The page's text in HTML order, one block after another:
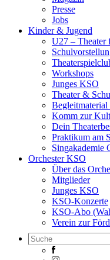
Presse
Jobs
Kinder & Jugend
U27 – Theater
Workshops
Junges KSO
Theater &
Komm zur
Dein
Praktikum am
Singakademie
Orchester KSO
Über das
Mitglieder
Junges KSO
KSO-Konzerte
KSO-Abo
Verein zur